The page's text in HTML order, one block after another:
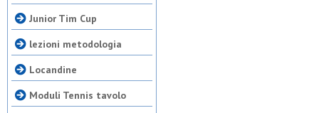
Junior Tim Cup
lezioni metodologia
Locandine
Moduli Tennis tavolo